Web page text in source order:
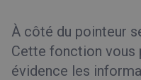
À côté du pointeur
Cette fonction vous
évidence les